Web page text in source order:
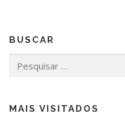
BUSCAR
por:
MAIS VISITADOS